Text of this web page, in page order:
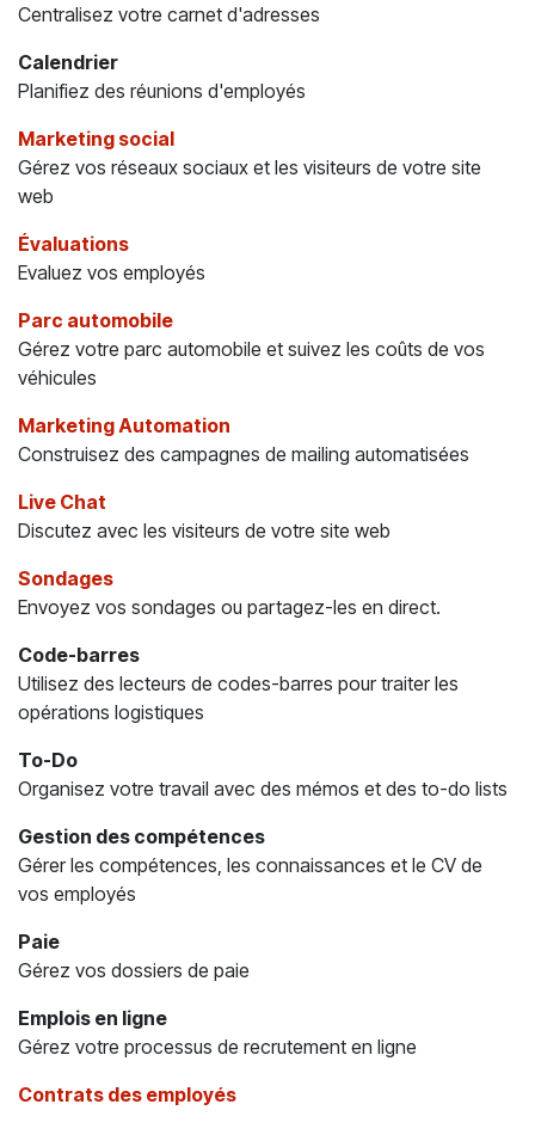
Centralisez votre carnet d'adresses
Calendrier
Planifiez des réunions d'employés
Marketing social
Gérez vos réseaux sociaux et les visiteurs de votre site
web
Évaluations
Evaluez vos employés
Parc automobile
Gérez votre parc automobile et suivez les coûts de vos
véhicules
Marketing Automation
Construisez des campagnes de mailing automatisées
Live Chat
Discutez avec les visiteurs de votre site web
Sondages
Envoyez vos sondages ou partagez-les en direct.
Code-barres
Utilisez des lecteurs de codes-barres pour traiter les
opérations logistiques
To-Do
Organisez votre travail avec des mémos et des to-do lists
Gestion des compétences
Gérer les compétences, les connaissances et le CV de
vos employés
Paie
Gérez vos dossiers de paie
Emplois en ligne
Gérez votre processus de recrutement en ligne
Contrats des employés